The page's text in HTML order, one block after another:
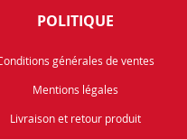
POLITIQUE
générales de ventes
Mentions légales
Livraison et retour produit